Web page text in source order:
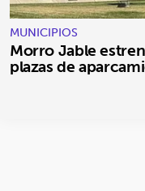
MUNICIPIOS
Morro Jable
plazas de